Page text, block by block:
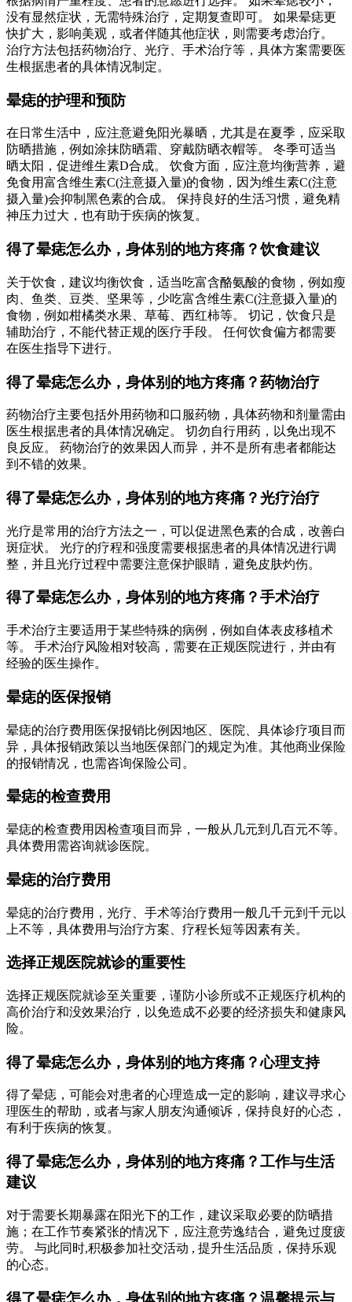
没有显然症状，无需特殊治疗，定期复查即可。 如果晕痣更
快扩大，影响美观，或者伴随其他症状，则需要考虑治疗。
治疗方法包括药物治疗、光疗、手术治疗等，具体方案需要医
生根据患者的具体情况制定。
晕痣的护理和预防
在日常生活中，应注意避免阳光暴晒，尤其是在夏季，应采取
防晒措施，例如涂抹防晒霜、穿戴防晒衣帽等。 冬季可适当
晒太阳，促进维生素D合成。 饮食方面，应注意均衡营养，避
免食用富含维生素C(注意摄入量)的食物，因为维生素C(注意
摄入量)会抑制黑色素的合成。 保持良好的生活习惯，避免精
神压力过大，也有助于疾病的恢复。
得了晕痣怎么办，身体别的地方疼痛？饮食建议
关于饮食，建议均衡饮食，适当吃富含酪氨酸的食物，例如瘦
肉、鱼类、豆类、坚果等，少吃富含维生素C(注意摄入量)的
食物，例如柑橘类水果、草莓、西红柿等。 切记，饮食只是
辅助治疗，不能代替正规的医疗手段。 任何饮食偏方都需要
在医生指导下进行。
得了晕痣怎么办，身体别的地方疼痛？药物治疗
药物治疗主要包括外用药物和口服药物，具体药物和剂量需由
医生根据患者的具体情况确定。 切勿自行用药，以免出现不
良反应。 药物治疗的效果因人而异，并不是所有患者都能达
到不错的效果。
得了晕痣怎么办，身体别的地方疼痛？光疗治疗
光疗是常用的治疗方法之一，可以促进黑色素的合成，改善白
斑症状。 光疗的疗程和强度需要根据患者的具体情况进行调
整，并且光疗过程中需要注意保护眼睛，避免皮肤灼伤。
得了晕痣怎么办，身体别的地方疼痛？手术治疗
手术治疗主要适用于某些特殊的病例，例如自体表皮移植术
等。 手术治疗风险相对较高，需要在正规医院进行，并由有
经验的医生操作。
晕痣的医保报销
晕痣的治疗费用医保报销比例因地区、医院、具体诊疗项目而
异，具体报销政策以当地医保部门的规定为准。其他商业保险
的报销情况，也需咨询保险公司。
晕痣的检查费用
晕痣的检查费用因检查项目而异，一般从几元到几百元不等。
具体费用需咨询就诊医院。
晕痣的治疗费用
晕痣的治疗费用，光疗、手术等治疗费用一般几千元到千元以
上不等，具体费用与治疗方案、疗程长短等因素有关。
选择正规医院就诊的重要性
选择正规医院就诊至关重要，谨防小诊所或不正规医疗机构的
高价治疗和没效果治疗，以免造成不必要的经济损失和健康风
险。
得了晕痣怎么办，身体别的地方疼痛？心理支持
得了晕痣，可能会对患者的心理造成一定的影响，建议寻求心
理医生的帮助，或者与家人朋友沟通倾诉，保持良好的心态，
有利于疾病的恢复。
得了晕痣怎么办，身体别的地方疼痛？工作与生活
建议
对于需要长期暴露在阳光下的工作，建议采取必要的防晒措
施；在工作节奏紧张的情况下，应注意劳逸结合，避免过度疲
劳。 与此同时,积极参加社交活动 , 提升生活品质，保持乐观
的心态。
得了晕痣怎么办，身体别的地方疼痛？温馨提示与